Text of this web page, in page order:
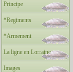
Principe
*Regiments
*Armement
La ligne en Lorraine
Images